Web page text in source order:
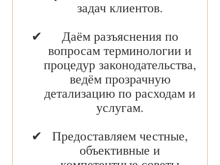
задач клиентов.
Даём разъяснения по
вопросам терминологии и
процедур законодательства,
ведём прозрачную
детализацию по расходам и
услугам.
Предоставляем честные,
объективные и